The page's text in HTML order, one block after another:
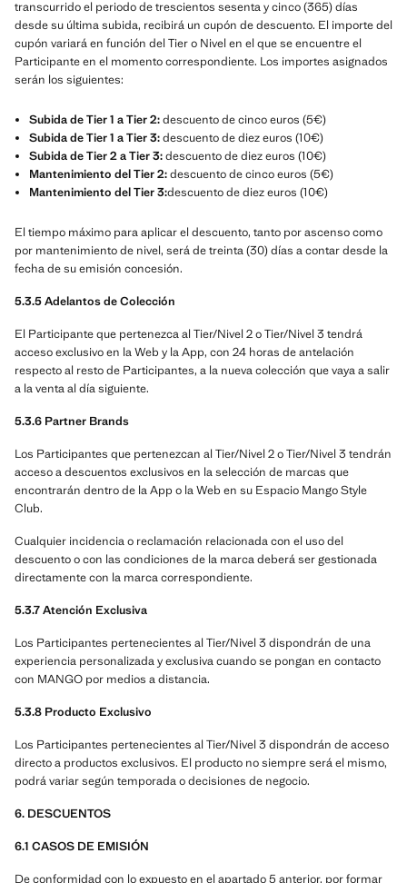
transcurrido el periodo de trescientos sesenta y cinco (365) días
desde su última subida, recibirá un cupón de descuento. El importe del
cupón variará en función del Tier o Nivel en el que se encuentre el
Participante en el momento correspondiente. Los importes asignados
serán los siguientes:
Subida de Tier 1 a Tier 2:descuento de cinco euros (5€)
Subida de Tier 1 a Tier 3:descuento de diez euros (10€)
Subida de Tier 2 a Tier 3:descuento de diez euros (10€)
Mantenimiento del Tier 2:descuento de cinco euros (5€)
Mantenimiento del Tier 3:descuento de diez euros (10€)
El tiempo máximo para aplicar el descuento, tanto por ascenso como
por mantenimiento de nivel, será de treinta (30) días a contar desde la
fecha de su emisión concesión.
5.3.5 Adelantos de Colección
El Participante que pertenezca al Tier/Nivel 2 o Tier/Nivel 3 tendrá
acceso exclusivo en la Web y la App, con 24 horas de antelación
respecto al resto de Participantes, a la nueva colección que vaya a salir
a la venta al día siguiente.
5.3.6 Partner Brands
Los Participantes que pertenezcan al Tier/Nivel 2 o Tier/Nivel 3 tendrán
acceso a descuentos exclusivos en la selección de marcas que
encontrarán dentro de la App o la Web en su Espacio Mango Style
Club.
Cualquier incidencia o reclamación relacionada con el uso del
descuento o con las condiciones de la marca deberá ser gestionada
directamente con la marca correspondiente.
5.3.7 Atención Exclusiva
Los Participantes pertenecientes al Tier/Nivel 3 dispondrán de una
experiencia personalizada y exclusiva cuando se pongan en contacto
con MANGO por medios a distancia.
5.3.8 Producto Exclusivo
Los Participantes pertenecientes al Tier/Nivel 3 dispondrán de acceso
directo a productos exclusivos. El producto no siempre será el mismo,
podrá variar según temporada o decisiones de negocio.
6. DESCUENTOS
6.1 CASOS DE EMISIÓN
De conformidad con lo expuesto en el apartado 5 anterior, por formar